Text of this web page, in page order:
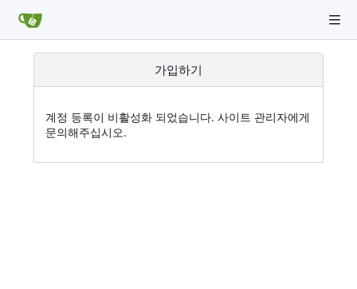
가입하기
계정 등록이 비활성화 되었습니다. 사이트 관리자에게
문의해주십시오.